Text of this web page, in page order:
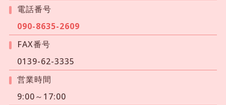
電話番号
090-8635-2609
FAX番号
0139-62-3335
営業時間
9:00～17:00